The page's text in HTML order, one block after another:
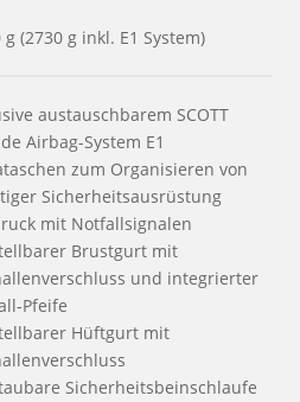
g (2730 g inkl. E1 System)
austauschbarem SCOTT
Airbag-System E1
zum Organisieren von
Sicherheitsausrüstung
mit Notfallsignalen
Brustgurt mit
und integrierter
Pfeife
Hüftgurt mit
Sicherheitsbeinschlaufe